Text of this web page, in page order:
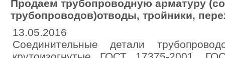
Продаем трубопроводную арматуру
трубопроводов)отводы, тройники,
13.05.2016
Соединительные детали